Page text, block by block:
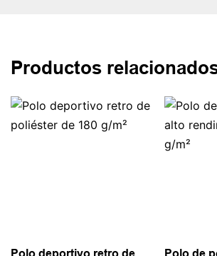
Productos